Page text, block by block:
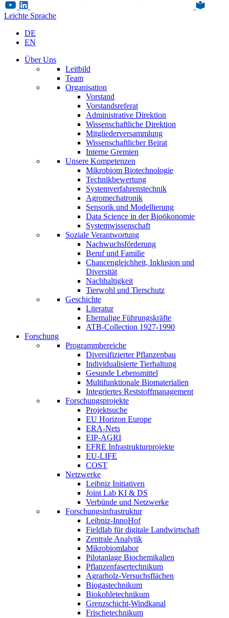
Leichte Sprache
DE
EN
Über Uns
Leitbild
Team
Organisation
Vorstand
Vorstandsreferat
Administrative Direktion
Wissenschaftliche Direktion
Mitgliederversammlung
Wissenschaftlicher Beirat
Interne Gremien
Unsere Kompetenzen
Mikrobiom Biotechnologie
Technikbewertung
Systemverfahrenstechnik
Agromechatronik
Sensorik und Modellierung
Data Science in der Bioökonomie
Systemwissenschaft
Soziale Verantwortung
Nachwuchsförderung
Beruf und Familie
Chancengleichheit, Inklusion und
Diversität
Nachhaltigkeit
Tierwohl und Tierschutz
Geschichte
Literatur
Ehemalige Führungskräfte
ATB-Collection 1927-1990
Forschung
Programmbereiche
Diversifizierter Pflanzenbau
Individualisierte Tierhaltung
Gesunde Lebensmittel
Multifunktionale Biomaterialien
Integriertes Reststoffmanagement
Forschungsprojekte
Projektsuche
EU Horizon Europe
ERA-Nets
EIP-AGRI
EFRE Infrastrukturprojekte
EU-LIFE
COST
Netzwerke
Leibniz Initiativen
Joint Lab KI & DS
Verbünde und Netzwerke
Forschungsinfrastruktur
Leibniz-InnoHof
Fieldlab für digitale Landwirtschaft
Zentrale Analytik
Mikrobiomlabor
Pilotanlage Biochemikalien
Pflanzenfasertechnikum
Agrarholz-Versuchsflächen
Biogastechnikum
Biokohletechnikum
Grenzschicht-Windkanal
Frischetechnikum